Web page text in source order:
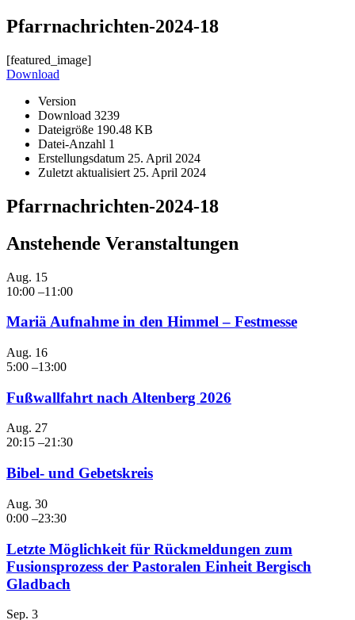
Pfarrnachrichten-2024-18
[featured_image]
Download
Version
Download 3239
Dateigröße 190.48 KB
Datei-Anzahl 1
Erstellungsdatum 25. April 2024
Zuletzt aktualisiert 25. April 2024
Pfarrnachrichten-2024-18
Anstehende Veranstaltungen
Aug. 15
10:00 –11:00
Mariä Aufnahme in den Himmel – Festmesse
Aug. 16
5:00 –13:00
Fußwallfahrt nach Altenberg 2026
Aug. 27
20:15 –21:30
Bibel- und Gebetskreis
Aug. 30
0:00 –23:30
Letzte Möglichkeit für Rückmeldungen zum
Fusionsprozess der Pastoralen Einheit Bergisch
Gladbach
Sep. 3